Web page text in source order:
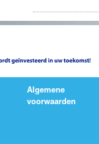
Algemene
voorwaarden